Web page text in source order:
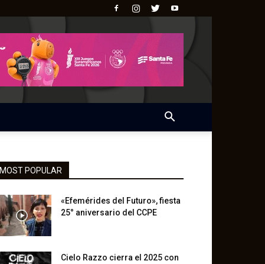
MOST POPULAR
«Efemérides del Futuro», fiesta
25° aniversario del CCPE
Cielo Razzo cierra el 2025 con